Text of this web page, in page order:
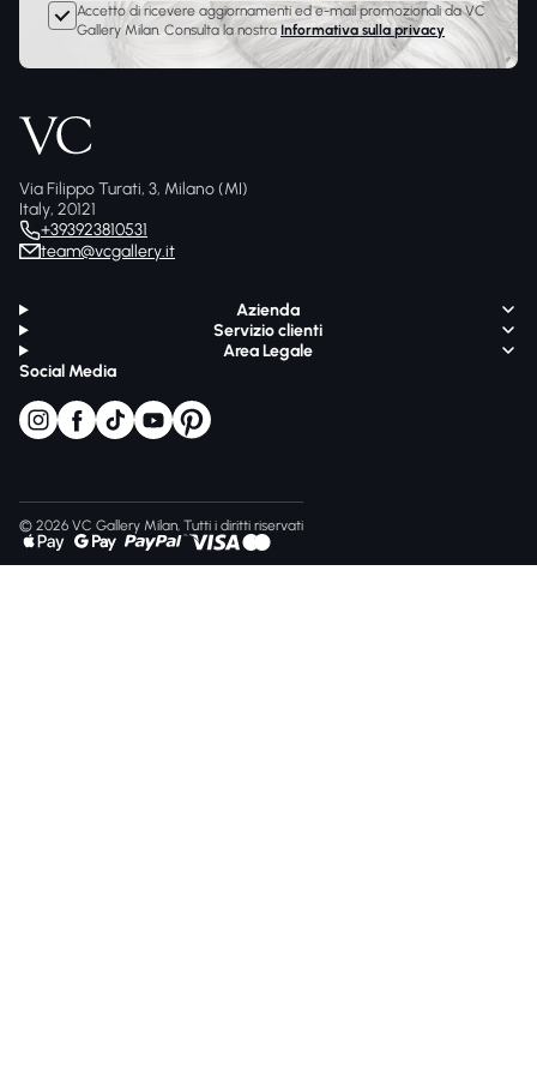
Accetto di ricevere aggiornamenti ed e-mail promozionali da VC
Gallery Milan. Consulta la nostra Informativa sulla privacy
Via Filippo Turati, 3, Milano (MI)
Italy, 20121
+393923810531
team@vcgallery.it
Azienda
Servizio clienti
Area Legale
Social Media
© 2026 VC Gallery Milan, Tutti i diritti riservati